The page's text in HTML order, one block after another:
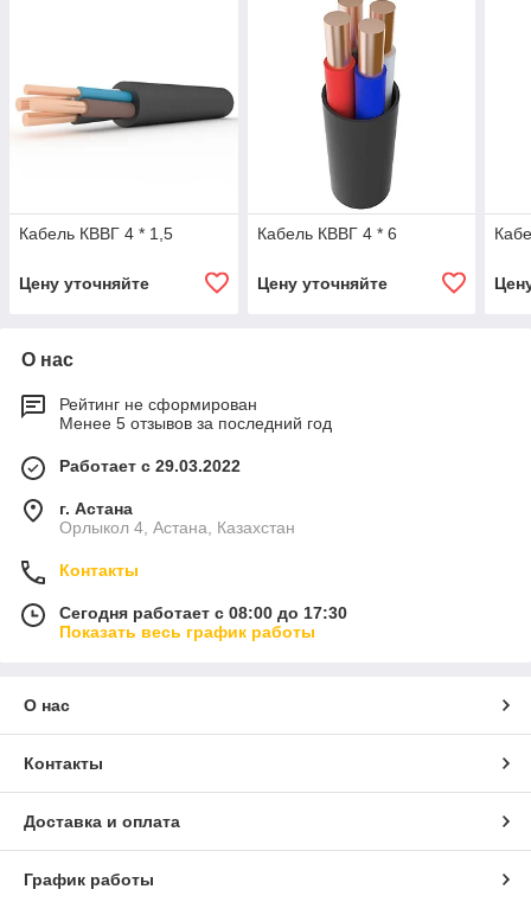
Кабель КВВГ 4 * 1,5
Цену уточняйте
Кабель КВВГ 4 * 6
Цену уточняйте
О нас
Рейтинг не сформирован
Менее 5 отзывов за последний год
Работает с 29.03.2022
г. Астана
Орлыкол 4, Астана, Казахстан
Контакты
Сегодня работает с 08:00 до 17:30
Показать весь график работы
О нас
Контакты
Доставка и оплата
График работы